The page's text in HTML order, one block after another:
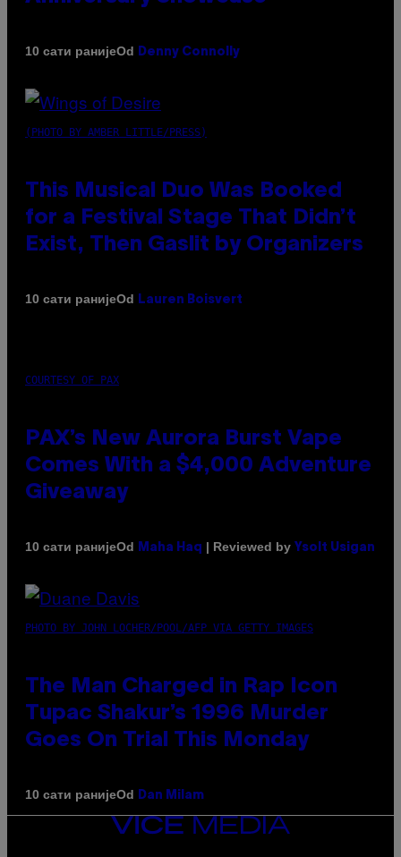
10 сати ранијеOd Denny Connolly
(PHOTO BY AMBER LITTLE/PRESS)
This Musical Duo Was Booked
for a Festival Stage That Didn’t
Exist, Then Gaslit by Organizers
10 сати ранијеOd Lauren Boisvert
COURTESY OF PAX
PAX’s New Aurora Burst Vape
Comes With a $4,000 Adventure
Giveaway
10 сати ранијеOd Maha Haq | Reviewed by Ysolt Usigan
PHOTO BY JOHN LOCHER/POOL/AFP VIA GETTY IMAGES
The Man Charged in Rap Icon
Tupac Shakur’s 1996 Murder
Goes On Trial This Monday
10 сати ранијеOd Dan Milam
VICE
MEDIA